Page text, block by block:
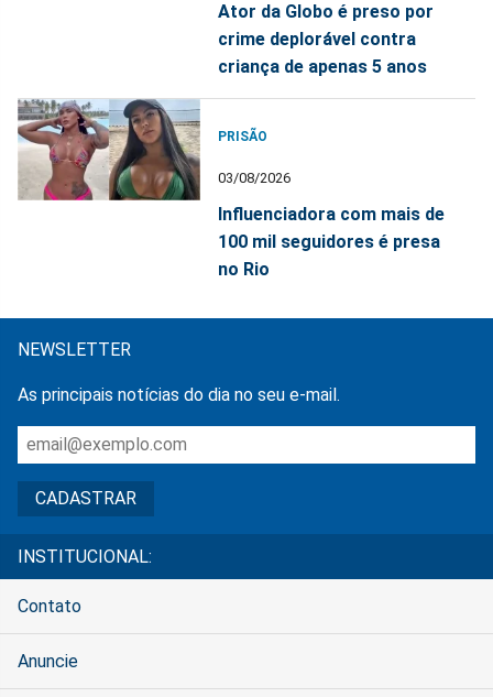
Ator da Globo é preso por
crime deplorável contra
criança de apenas 5 anos
PRISÃO
03/08/2026
Influenciadora com mais de
100 mil seguidores é presa
no Rio
NEWSLETTER
As principais notícias do dia no seu e-mail.
INSTITUCIONAL:
Contato
Anuncie